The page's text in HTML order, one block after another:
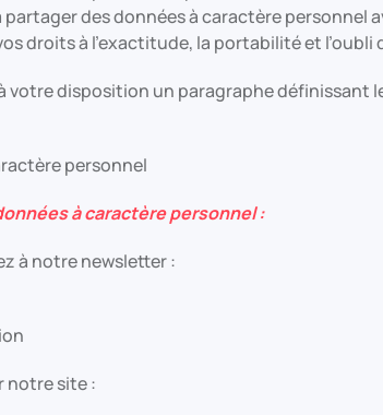
des données à caractère personnel
droits à l’exactitude, la portabilité et
votre disposition un paragraphe
personnel
à caractère personnel :
à notre newsletter :
notre site :